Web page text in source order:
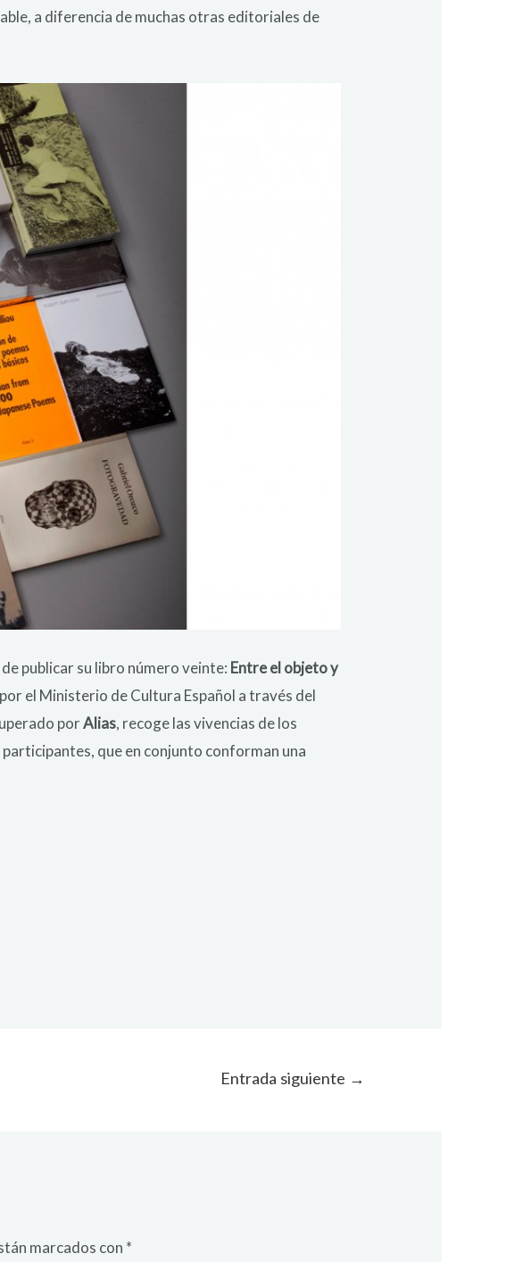
a diferencia de muchas otras editoriales de
de publicar su libro número veinte: Entre el objeto y
el Ministerio de Cultura Español a través del
porAlias, recoge las vivencias de los
que en conjunto conforman una
Entrada siguiente →
marcados con *